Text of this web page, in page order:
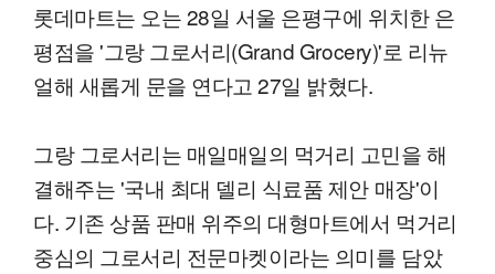
롯데마트는 오는 28일 서울 은평구에 위치한 은
평점을 '그랑 그로서리(Grand Grocery)'로 리뉴
얼해 새롭게 문을 연다고 27일 밝혔다.
그랑 그로서리는 매일매일의 먹거리 고민을 해
결해주는 '국내 최대 델리 식료품 제안 매장'이
다. 기존 상품 판매 위주의 대형마트에서 먹거리
중심의 그로서리 전문마켓이라는 의미를 담았